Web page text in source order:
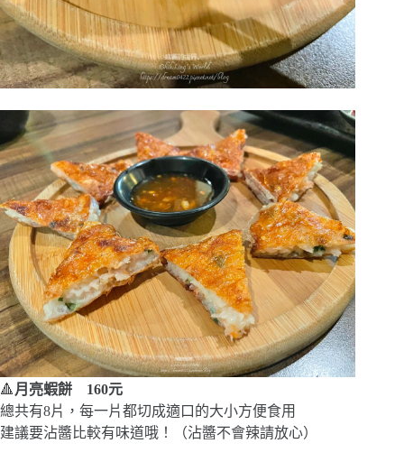
🔺 月亮蝦餅 160元
總共有8片，每一片都切成適口的大小方便食用
建議要沾醬比較有味道哦！（沾醬不會辣請放心）